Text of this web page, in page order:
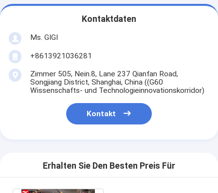
Kontaktdaten
Ms. GIGI
+8613921036281
Zimmer 505, Nein.8, Lane 237 Qianfan Road,
Songjiang District, Shanghai, China ((G60
Wissenschafts- und Technologieinnovationskorridor)
Kontakt
Erhalten Sie Den Besten Preis Für